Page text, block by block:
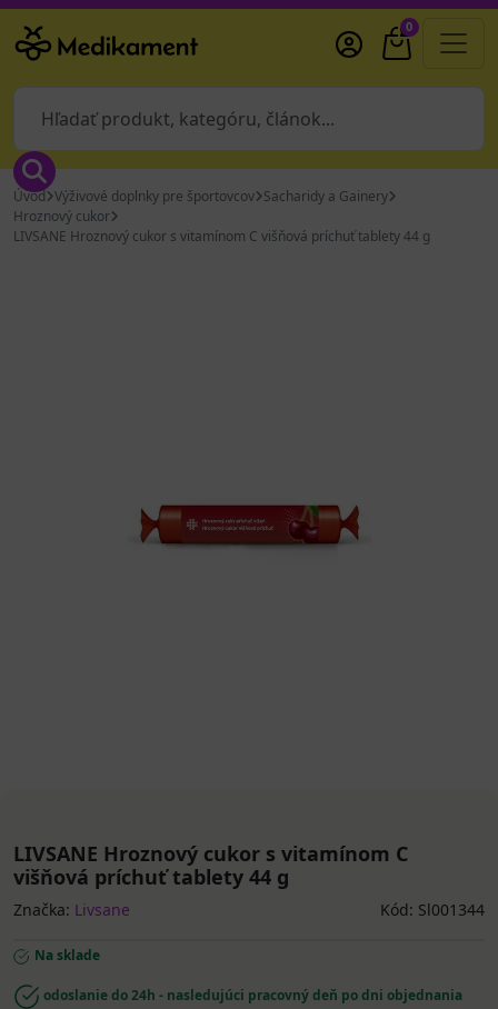
0
Úvod Výživové doplnky pre športovcov Sacharidy a Gainery
Hroznový cukor
LIVSANE Hroznový cukor s vitamínom C višňová príchuť tablety 44 g
LIVSANE Hroznový cukor s vitamínom C
višňová príchuť tablety 44 g
Značka: Livsane Kód: Sl001344
Na sklade
odoslanie do 24h - nasledujúci pracovný deň po dni objednania